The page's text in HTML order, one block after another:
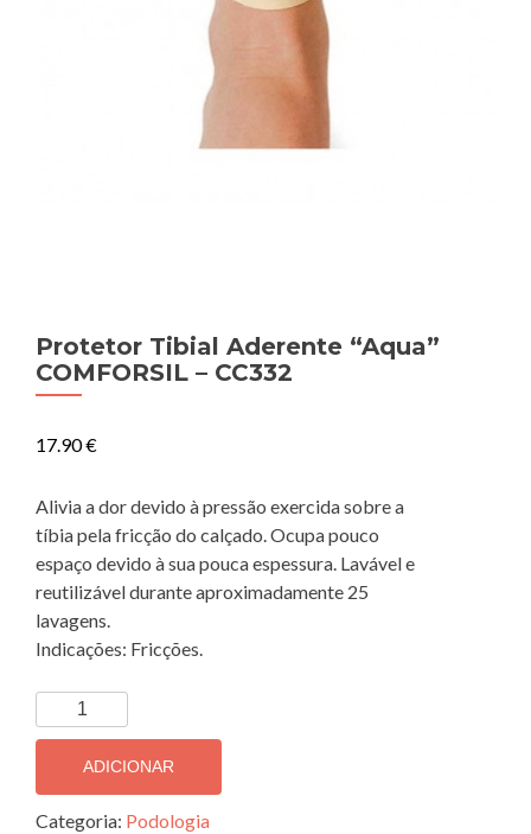
Protetor Tibial Aderente “Aqua”
COMFORSIL – CC332
17.90€
Alivia a dor devido à pressão exercida sobre a
tíbia pela fricção do calçado. Ocupa pouco
espaço devido à sua pouca espessura. Lavável e
reutilizável durante aproximadamente 25
lavagens.
Indicações: Fricções.
Quantidade
de
Protetor
Tibial
Aderente
ADICIONAR
Categoria: Podologia